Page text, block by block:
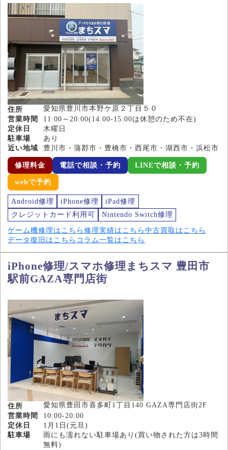
住所
愛知県豊川市本野ケ原２丁目５０
営業時間
11:00～20:00(14:00-15:00は休憩のため不在)
定休日
木曜日
駐車場
あり
近い地域
豊川市・蒲郡市・豊橋市・西尾市・湖西市・浜松市
修理料金 電話で相談・予約 LINEで相談・予約
webで予約
Android修理 iPhone修理
iPad修理
クレジットカード利用可
Nintendo Switch修理
ゲーム機修理はこちら 修理実績はこちら 中古買取はこちら
データ復旧はこちら コラム一覧はこちら
iPhone修理/スマホ修理まちスマ 豊田市
駅前GAZA専門店街
住所
愛知県豊田市喜多町1丁目140 GAZA専門店街2F
営業時間
10:00-20:00
定休日
1月1日(元旦)
駐車場
雨にも濡れない駐車場あり(買い物された方は3時間
無料)